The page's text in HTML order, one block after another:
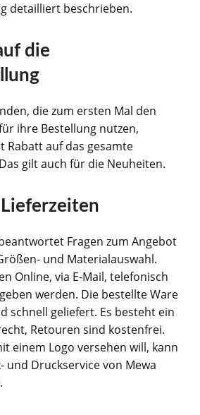
detailliert beschrieben.
die
die zum ersten Mal den
ihre Bestellung nutzen,
Rabatt auf das gesamte
gilt auch für die Neuheiten.
Fragen zum Angebot
und Materialauswahl.
Online, via E-Mail, telefonisch
werden. Die bestellte Ware
schnell geliefert. Es besteht ein
Retouren sind kostenfrei.
einem Logo versehen will, kann
und Druckservice von Mewa